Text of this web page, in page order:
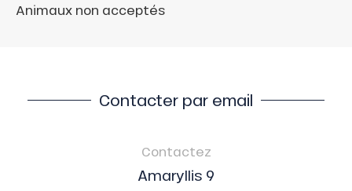
Animaux non acceptés
Contacter par email
Contactez
Amaryllis 9